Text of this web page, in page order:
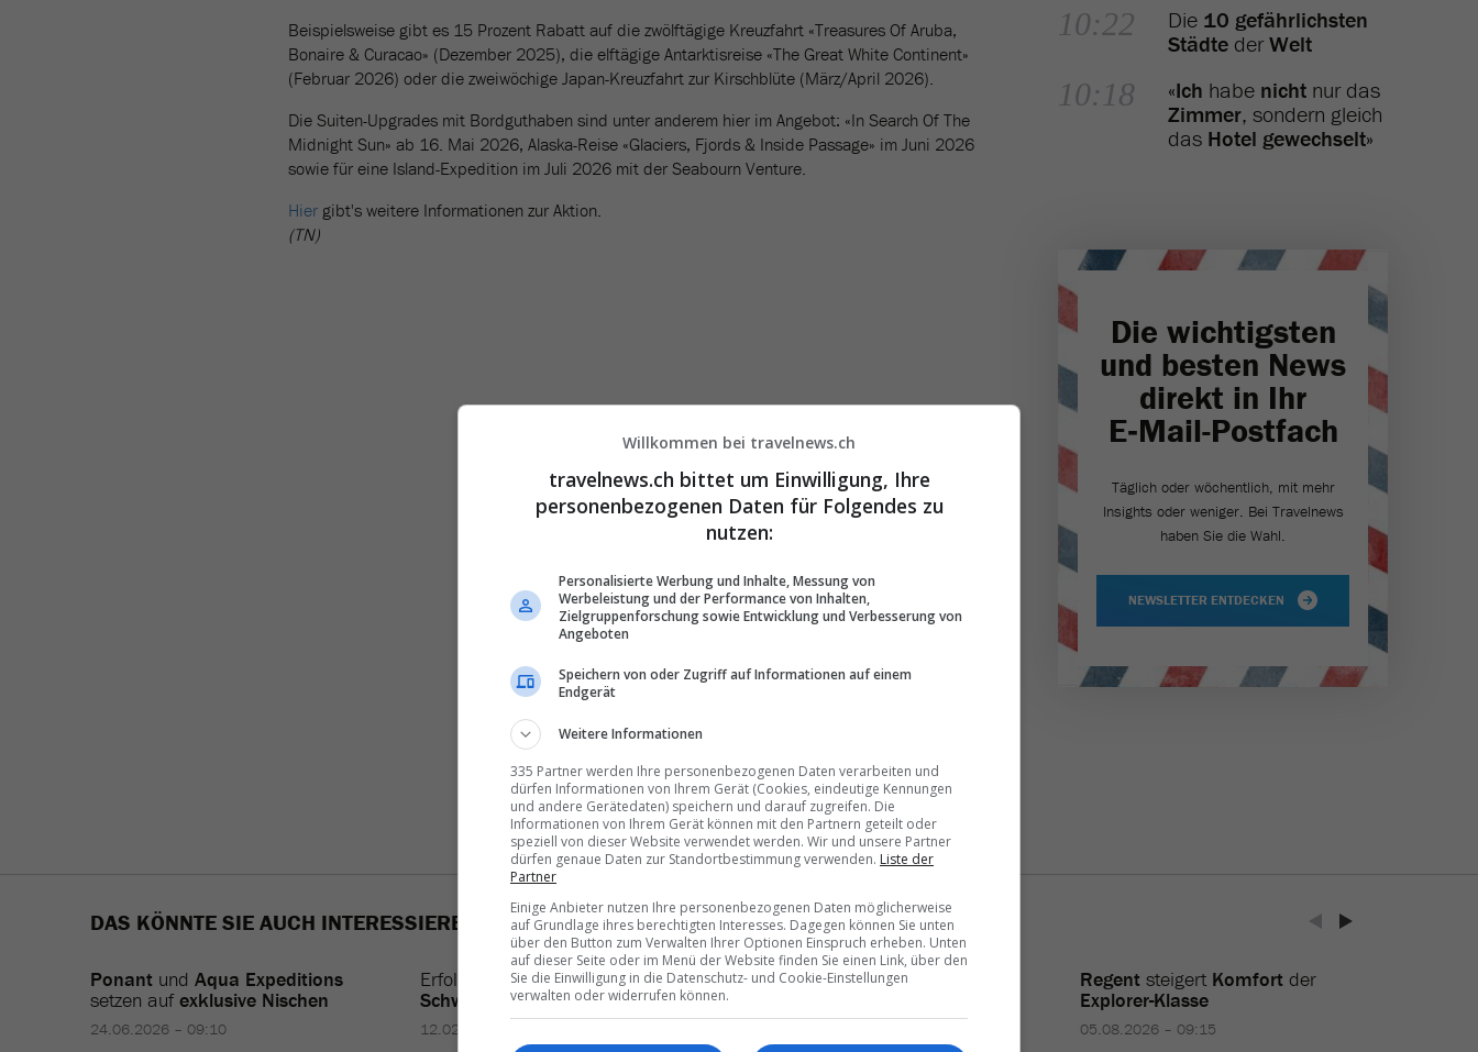
Beispielsweise gibt es 15 Prozent Rabatt auf die zwölftägige Kreuzfahrt «Treasures Of Aruba,
Bonaire & Curacao» (Dezember 2025), die elftägige Antarktisreise «The Great White Continent»
(Februar 2026) oder die zweiwöchige Japan-Kreuzfahrt zur Kirschblüte (März/April 2026).
Die Suiten-Upgrades mit Bordguthaben sind unter anderem hier im Angebot: «In Search Of The
Midnight Sun» ab 16. Mai 2026, Alaska-Reise «Glaciers, Fjords & Inside Passage» im Juni 2026
sowie für eine Island-Expedition im Juli 2026 mit der Seabourn Venture.
Hier gibt's weitere Informationen zur Aktion.
(TN)
10:22 Die 10 gefährlichsten
Städte derWelt
10:18 «Ich habe nicht nur das
Zimmer, sondern gleich
das Hotel gewechselt»
Die wichtigsten
und besten News
direkt in Ihr
E‑Mail-Postfach
Täglich oder wöchentlich, mit mehr
Insights oder weniger. Bei Travel­news
haben Sie die Wahl.
NEWSLETTER ENTDECKEN
DAS KÖNNTE SIE AUCH INTERESSIEREN
Ponant und Aqua Expeditions
setzen aufexklusive Nischen
24.06.2026 – 09:10
ErfolgreicheCruise-Roadshowin drei
Schweizer Städten
12.02.2026 – 08:05
Preishammer Bis Regent steigert Komfort der
Explorer-Klasse
05.08.2026 – 09:15
Willkommen bei travelnews.ch
travelnews.ch bittet um Einwilligung, Ihre
personenbezogenen Daten für Folgendes zu
nutzen:
Personalisierte Werbung und Inhalte, Messung von
Werbeleistung und der Performance von Inhalten,
Zielgruppenforschung sowie Entwicklung und Verbesserung von
Angeboten
Speichern von oder Zugriff auf Informationen auf einem
Endgerät
Weitere Informationen
335 Partner werden Ihre personenbezogenen Daten verarbeiten und
dürfen Informationen von Ihrem Gerät (Cookies, eindeutige Kennungen
und andere Gerätedaten) speichern und darauf zugreifen. Die
Informationen von Ihrem Gerät können mit den Partnern geteilt oder
speziell von dieser Website verwendet werden. Wir und unsere Partner
dürfen genaue Daten zur Standortbestimmung verwenden. Liste der
Partner
Einige Anbieter nutzen Ihre personenbezogenen Daten möglicherweise
auf Grundlage ihres berechtigten Interesses. Dagegen können Sie unten
über den Button zum Verwalten Ihrer Optionen Einspruch erheben. Unten
auf dieser Seite oder im Menü der Website finden Sie einen Link, über den
Sie die Einwilligung in die Datenschutz- und Cookie-Einstellungen
verwalten oder widerrufen können.